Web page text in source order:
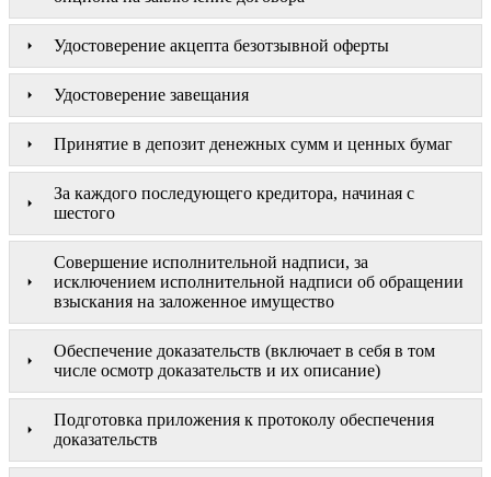
Удостоверение акцепта безотзывной оферты
Удостоверение завещания
Принятие в депозит денежных сумм и ценных бумаг
За каждого последующего кредитора, начиная с
шестого
Совершение исполнительной надписи, за
исключением исполнительной надписи об обращении
взыскания на заложенное имущество
Обеспечение доказательств (включает в себя в том
числе осмотр доказательств и их описание)
Подготовка приложения к протоколу обеспечения
доказательств